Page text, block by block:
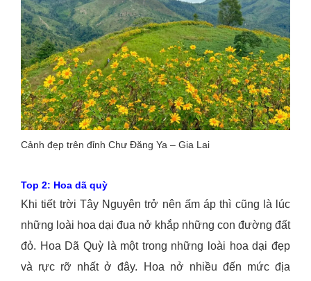
Cảnh đẹp trên đỉnh Chư Đăng Ya – Gia Lai
Top 2: Hoa dã quỳ
Khi tiết trời Tây Nguyên trở nên ấm áp thì cũng là lúc
những loài hoa dại đua nở khắp những con đường đất
đỏ. Hoa Dã Quỳ là một trong những loài hoa dại đẹp
và rực rỡ nhất ở đây. Hoa nở nhiều đến mức địa